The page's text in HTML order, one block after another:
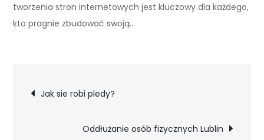
tworzenia stron internetowych jest kluczowy dla każdego,
kto pragnie zbudować swoją…
Nawigacja
wpisu
Jak sie robi pledy?
Oddłużanie osób fizycznych Lublin